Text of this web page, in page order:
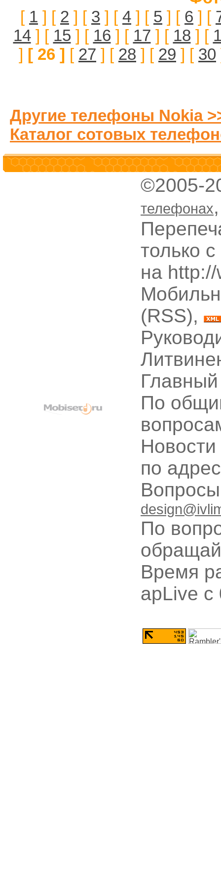
[ 1 ] [ 2 ] [ 3 ] [ 4 ] [ 5 ] [ 6 ] [
14] [ 15 ] [ 16 ] [ 17 ] [ 18 ] [
] [ 26 ] [ 27 ] [ 28 ] [ 29 ] [ 30
Другие телефоны Nokia
Каталог сотовых
©2005-
телефонах
только
на
(RSS),
По
по
По
Время
apLive c